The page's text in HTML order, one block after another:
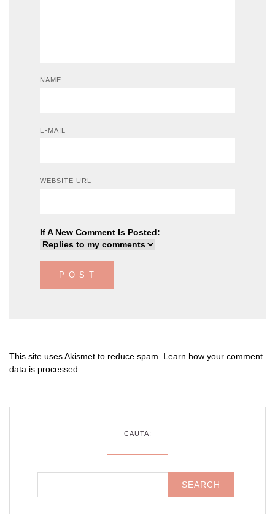
NAME
E-MAIL
WEBSITE URL
If A New Comment Is Posted:
This site uses Akismet to reduce spam. Learn how your comment
data is processed
CAUTA: